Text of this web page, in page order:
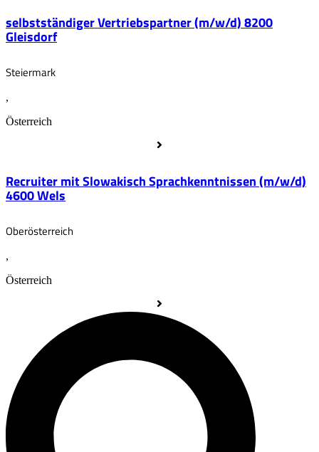
selbstständiger Vertriebspartner (m/w/d) 8200
Gleisdorf
Steiermark
,
Österreich
Recruiter mit Slowakisch Sprachkenntnissen (m/w/d)
4600 Wels
Oberösterreich
,
Österreich